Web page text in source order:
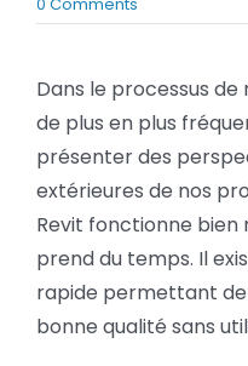
BLOG
SOCIETE
Rechercher:
Comment
images
en
quelques
avec
Revit
Dans le processus de
de plus en plus
présenter des
extérieures de nos
Revit fonctionne bien
prend du temps. Il
rapide permettant de
bonne qualité sans